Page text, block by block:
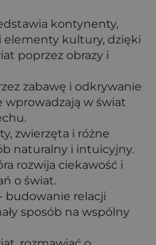
kontynenty,
elementy kultury, dzięki
poprzez obrazy i
zabawę i odkrywanie
wprowadzają w świat
zwierzęta i różne
naturalny i intuicyjny.
rozwija ciekawość i
o świat.
budowanie relacji
sposób na wspólny